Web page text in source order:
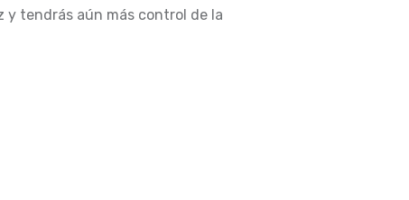
y tendrás aún más control de la